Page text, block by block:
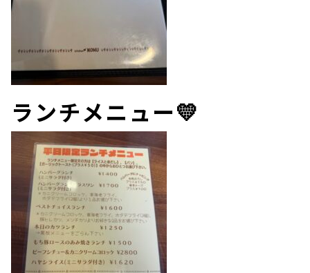
ランチメニュー💛